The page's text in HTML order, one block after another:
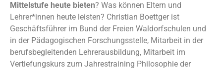
Mittelstufe heute bieten? Was können Eltern und
Lehrer*innen heute leisten? Christian Boettger ist
Geschäftsführer im Bund der Freien Waldorfschulen und
in der Pädagogischen Forschungsstelle, Mitarbeit in der
berufsbegleitenden Lehrerausbildung, Mitarbeit im
Vertiefungskurs zum Jahrestraining Philosophie der